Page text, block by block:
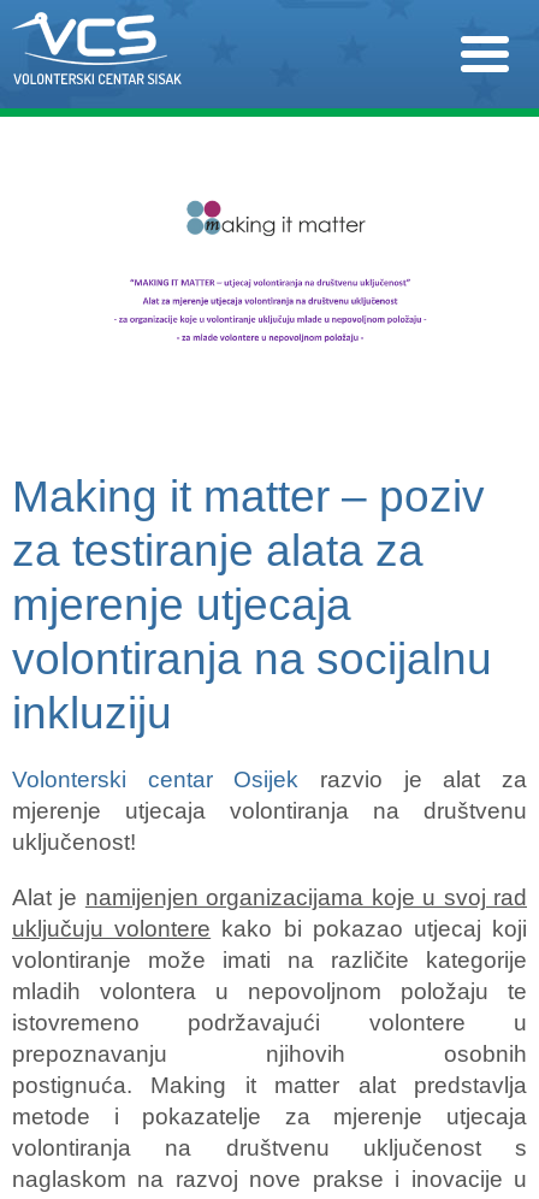
Making it matter – poziv
za testiranje alata za
mjerenje utjecaja
volontiranja na socijalnu
inkluziju
Volonterski centar Osijek razvio je alat za
mjerenje utjecaja volontiranja na društvenu
uključenost!
Alat je namijenjen organizacijama koje u svoj rad
uključuju volontere kako bi pokazao utjecaj koji
volontiranje može imati na različite kategorije
mladih volontera u nepovoljnom položaju te
istovremeno podržavajući volontere u
prepoznavanju njihovih osobnih
postignuća. Making it matter alat predstavlja
metode i pokazatelje za mjerenje utjecaja
volontiranja na društvenu uključenost s
naglaskom na razvoj nove prakse i inovacije u